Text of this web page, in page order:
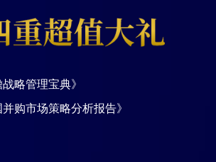
略管理宝典》
购市场策略分析报告》